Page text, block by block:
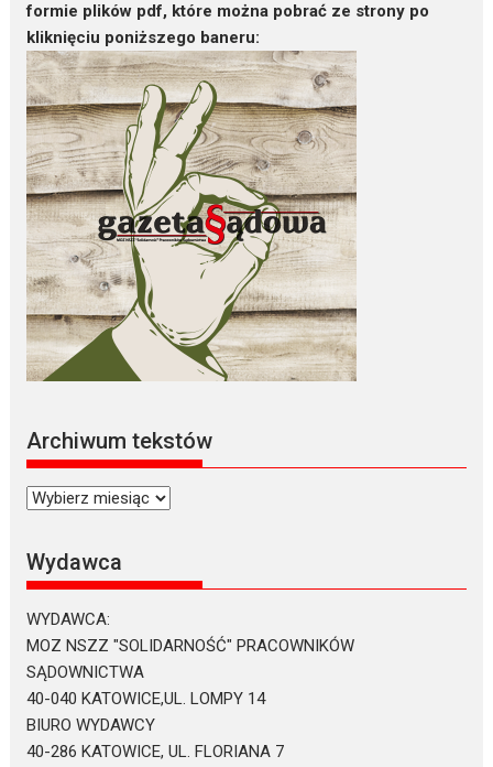
formie plików pdf, które można pobrać ze strony po
kliknięciu poniższego baneru:
Archiwum tekstów
Archiwum
Wydawca
WYDAWCA:
MOZ NSZZ "SOLIDARNOŚĆ" PRACOWNIKÓW
SĄDOWNICTWA
40-040 KATOWICE,UL. LOMPY 14
BIURO WYDAWCY
40-286 KATOWICE, UL. FLORIANA 7